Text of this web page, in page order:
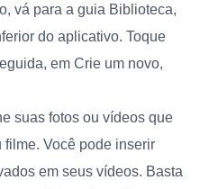
vá para a guia Biblioteca,
do aplicativo. Toque
em Crie um novo,
suas fotos ou vídeos que
Você pode inserir
em seus vídeos. Basta